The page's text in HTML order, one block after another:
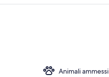
Animali ammessi